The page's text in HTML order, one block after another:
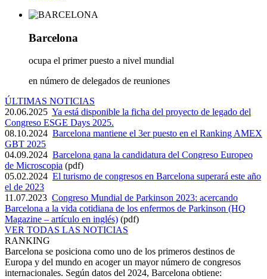
Barcelona
ocupa el primer puesto a nivel mundial
en número de delegados de reuniones
ÚLTIMAS NOTICIAS
20.06.2025 Ya está disponible la ficha del proyecto de legado del
Congreso ESGE Days 2025.
08.10.2024 Barcelona mantiene el 3er puesto en el Ranking AMEX
GBT 2025
04.09.2024 Barcelona gana la candidatura del Congreso Europeo
de Microscopia (pdf)
05.02.2024 El turismo de congresos en Barcelona superará este año
el de 2023
11.07.2023 Congreso Mundial de Parkinson 2023: acercando
Barcelona a la vida cotidiana de los enfermos de Parkinson (HQ
Magazine – artículo en inglés) (pdf)
VER TODAS LAS NOTICIAS
RANKING
Barcelona se posiciona como uno de los primeros destinos de
Europa y del mundo en acoger un mayor número de congresos
internacionales. Según datos del 2024, Barcelona obtiene: